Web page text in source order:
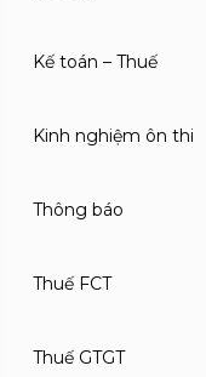
Kế toán – Thuế
Kinh nghiệm ôn thi
Thông báo
Thuế FCT
Thuế GTGT